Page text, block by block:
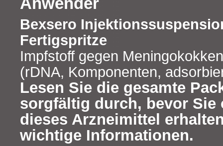
Bexsero
Fertigspritze
Impfstoff gegen
(rDNA, Komponenten,
Lesen Sie die gesamte
sorgfältig durch, bevor Sie
dieses Arzneimittel
wichtige Informationen.